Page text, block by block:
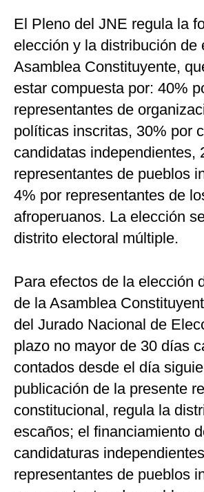
El Pleno del JNE regula la
elección y la distribución de
Asamblea Constituyente,
estar compuesta por: 40%
representantes de
políticas inscritas, 30% por
candidatas independientes,
representantes de pueblos
4% por representantes de
afroperuanos. La elección
distrito electoral múltiple.
Para efectos de la elección
de la Asamblea
del Jurado Nacional de
plazo no mayor de 30 días
contados desde el día
publicación de la presente
constitucional, regula la
escaños; el financiamiento
candidaturas
representantes de pueblos